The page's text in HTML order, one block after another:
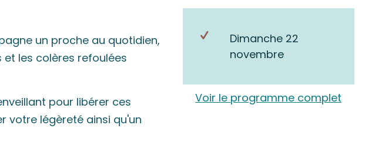
un proche au quotidien,
les colères refoulées
pour libérer ces
votre légèreté ainsi qu'un
Dimanche 22
novembre
Voir le programme complet